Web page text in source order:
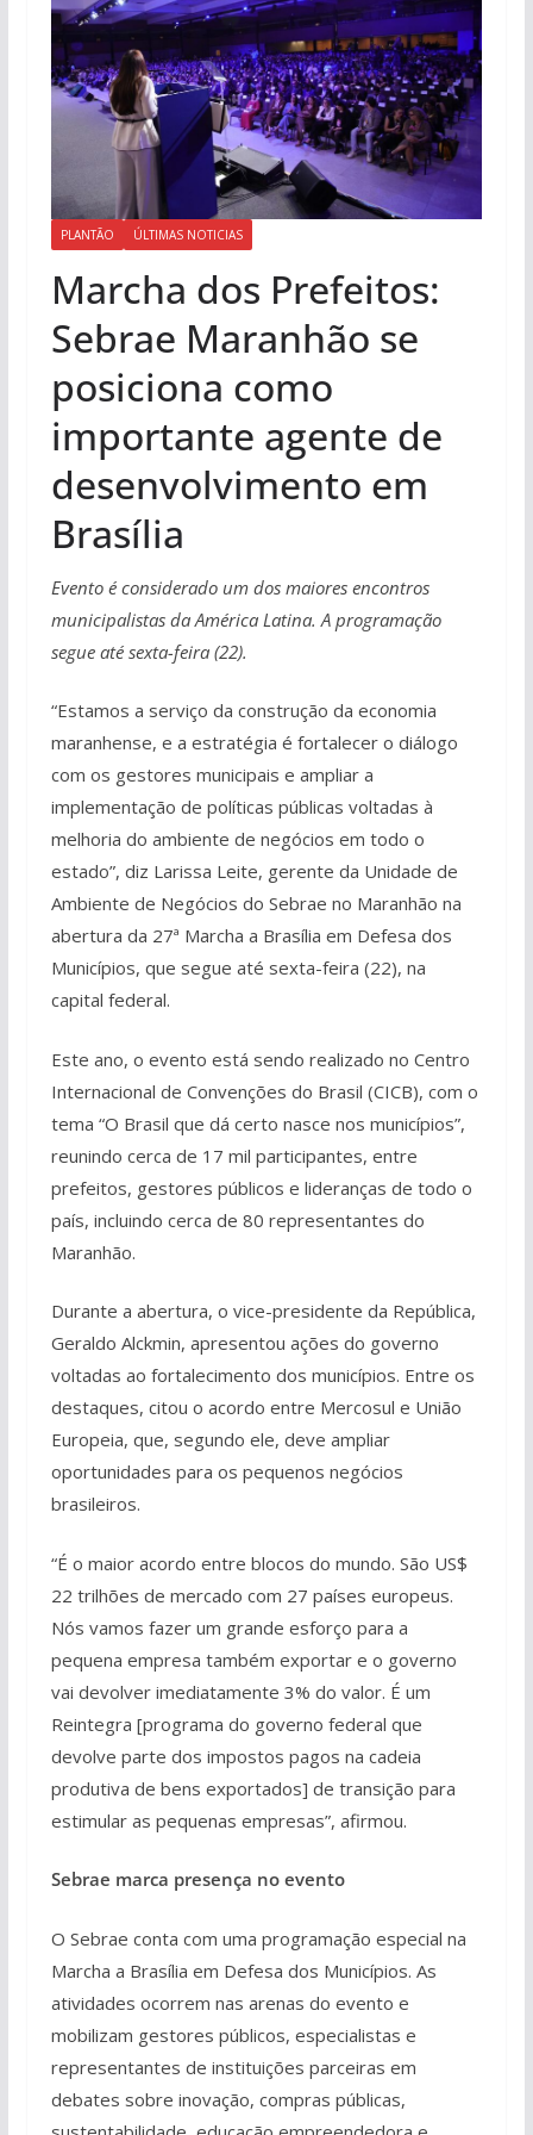
PLANTÃO ÚLTIMAS NOTICIAS
Marcha dos Prefeitos:
Sebrae Maranhão se
posiciona como
importante agente de
desenvolvimento em
Brasília
Evento é considerado um dos maiores encontros
municipalistas da América Latina. A programação
segue até sexta-feira (22).
“Estamos a serviço da construção da economia
maranhense, e a estratégia é fortalecer o diálogo
com os gestores municipais e ampliar a
implementação de políticas públicas voltadas à
melhoria do ambiente de negócios em todo o
estado”, diz Larissa Leite, gerente da Unidade de
Ambiente de Negócios do Sebrae no Maranhão na
abertura da 27ª Marcha a Brasília em Defesa dos
Municípios, que segue até sexta-feira (22), na
capital federal.
Este ano, o evento está sendo realizado no Centro
Internacional de Convenções do Brasil (CICB), com o
tema “O Brasil que dá certo nasce nos municípios”,
reunindo cerca de 17 mil participantes, entre
prefeitos, gestores públicos e lideranças de todo o
país, incluindo cerca de 80 representantes do
Maranhão.
Durante a abertura, o vice-presidente da República,
Geraldo Alckmin, apresentou ações do governo
voltadas ao fortalecimento dos municípios. Entre os
destaques, citou o acordo entre Mercosul e União
Europeia, que, segundo ele, deve ampliar
oportunidades para os pequenos negócios
brasileiros.
“É o maior acordo entre blocos do mundo. São US$
22 trilhões de mercado com 27 países europeus.
Nós vamos fazer um grande esforço para a
pequena empresa também exportar e o governo
vai devolver imediatamente 3% do valor. É um
Reintegra [programa do governo federal que
devolve parte dos impostos pagos na cadeia
produtiva de bens exportados] de transição para
estimular as pequenas empresas”, afirmou.
Sebrae marca presença no evento
O Sebrae conta com uma programação especial na
Marcha a Brasília em Defesa dos Municípios. As
atividades ocorrem nas arenas do evento e
mobilizam gestores públicos, especialistas e
representantes de instituições parceiras em
debates sobre inovação, compras públicas,